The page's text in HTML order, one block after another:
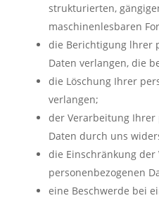
strukturierten,
maschinenlesbaren
die Berichtigung lhrer
Daten verlangen, die
die Löschung Ihrer
verlangen;
der Verarbeitung Ihrer
Daten durch uns
die Einschränkung
personenbezogenen
eine Beschwerde bei